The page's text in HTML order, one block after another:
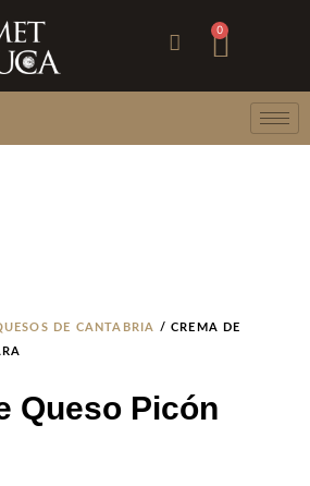
0
DE CANTABRIA
/ CREMA DE
Queso Picón